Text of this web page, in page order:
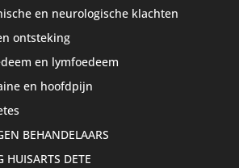
en neurologische klachten
ontsteking
en lymfoedeem
en hoofdpijn
BEHANDELAARS
HUISARTS DETE